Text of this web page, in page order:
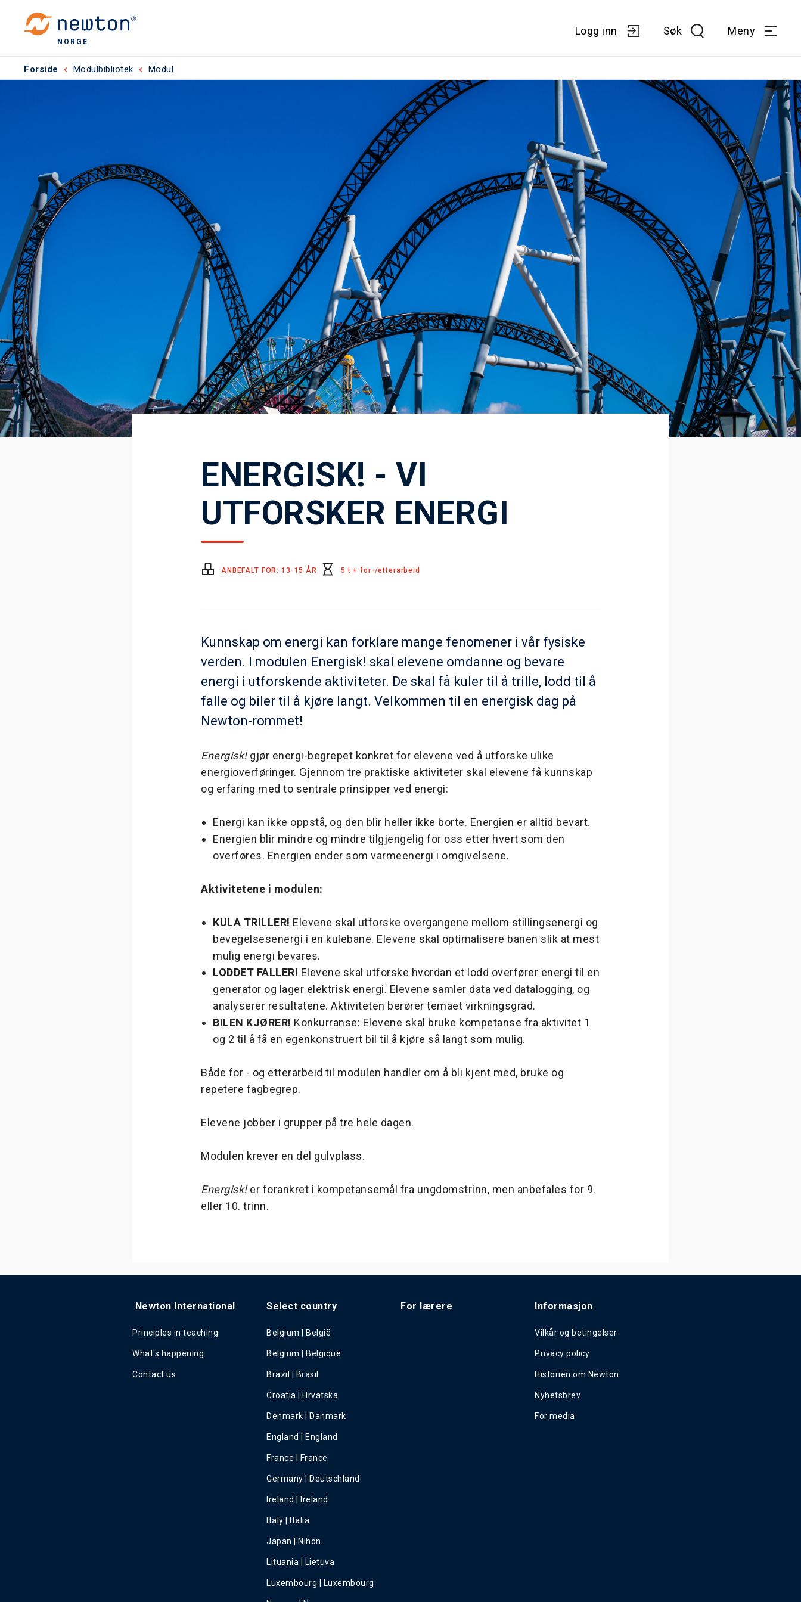
NORGE
Logg inn Søk Meny
Forside Modulbibliotek Modul
ENERGISK! - VI
UTFORSKER ENERGI
ANBEFALT FOR: 13-15 ÅR 5 t + for-/etterarbeid
Kunnskap om energi kan forklare mange fenomener i vår fysiske
verden. I modulen Energisk! skal elevene omdanne og bevare
energi i utforskende aktiviteter. De skal få kuler til å trille, lodd til å
falle og biler til å kjøre langt. Velkommen til en energisk dag på
Newton-rommet!
Energisk!gjør energi-begrepet konkret for elevene ved å utforske ulike
energioverføringer. Gjennom tre praktiske aktiviteter skal elevene få kunnskap
og erfaring med to sentrale prinsipper ved energi:
Energi kan ikke oppstå, og den blir heller ikke borte. Energien er alltid bevart.
Energien blir mindre og mindre tilgjengelig for oss etter hvert som den
overføres. Energien ender som varmeenergi i omgivelsene.
Aktivitetene i modulen:
KULA TRILLER! Elevene skal utforske overgangene mellom stillingsenergi og
bevegelsesenergi i en kulebane. Elevene skal optimalisere banen slik at mest
mulig energi bevares.
LODDET FALLER! Elevene skal utforske hvordan et lodd overfører energi til en
generator og lager elektrisk energi. Elevene samler data ved datalogging, og
analyserer resultatene. Aktiviteten berører temaet virkningsgrad.
BILEN KJØRER! Konkurranse: Elevene skal bruke kompetanse fra aktivitet 1
og 2 til å få en egenkonstruert bil til å kjøre så langt som mulig.
Både for - og etterarbeid til modulen handler om å bli kjent med, bruke og
repetere fagbegrep.
Elevene jobber i grupper på tre hele dagen.
Modulen krever en del gulvplass.
Energisk!er forankret i kompetansemål fra ungdomstrinn, men anbefales for 9.
eller 10. trinn.
Newton International
Principles in teaching
What's happening
Contact us
Select country
Belgium | België
Belgium | Belgique
Brazil | Brasil
Croatia | Hrvatska
Denmark | Danmark
England | England
France | France
Germany | Deutschland
Ireland | Ireland
Italy | Italia
Japan | Nihon
Lituania | Lietuva
Luxembourg | Luxembourg
For lærere Informasjon
Vilkår og betingelser
Privacy policy
Historien om Newton
Nyhetsbrev
For media